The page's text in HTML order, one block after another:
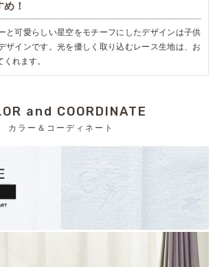
！
と可愛らしい星空をモチーフにしたデザインは子供
ザインです。光を優しく取り込むレース生地は、お
れます。
and COORDINATE
カラー＆コーディネート